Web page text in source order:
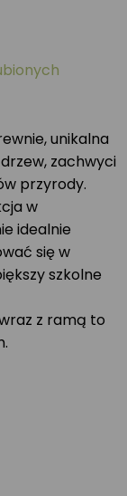
unikalna
zachwyci
przyrody.
w
idealnie
się w
szkolne
z ramą to